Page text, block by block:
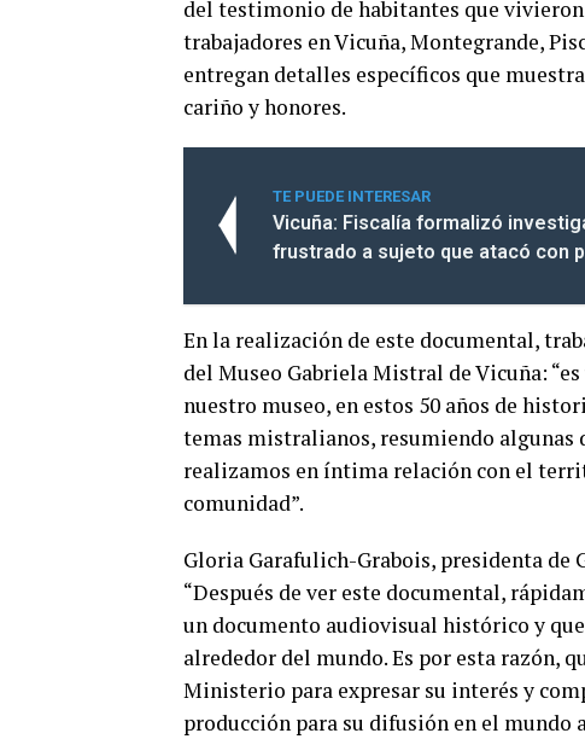
del testimonio de habitantes que
trabajadores en Vicuña, Montegrande,
entregan detalles específicos que
cariño y honores.
TE PUEDE INTERESAR
Vicuña: Fiscalía formalizó
frustrado a sujeto que atacó con
En la realización de este documental,
del Museo Gabriela Mistral de Vicuña:
nuestro museo, en estos 50 años de
temas mistralianos, resumiendo algunas
realizamos en íntima relación con el
comunidad”.
Gloria Garafulich-Grabois, presidenta
“Después de ver este documental,
un documento audiovisual histórico y
alrededor del mundo. Es por esta razón,
Ministerio para expresar su interés y
producción para su difusión en el mundo